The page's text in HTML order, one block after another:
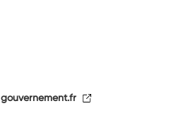
gouvernement.fr